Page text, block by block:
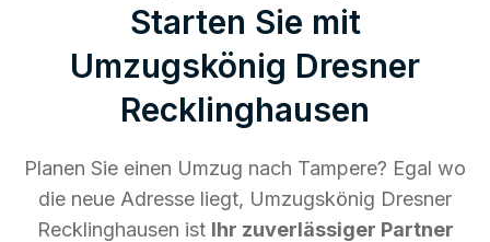
Starten Sie mit
Umzugskönig Dresner
Recklinghausen
Planen Sie einen Umzug nach Tampere? Egal wo
die neue Adresse liegt, Umzugskönig Dresner
Recklinghausen ist Ihr zuverlässiger Partner